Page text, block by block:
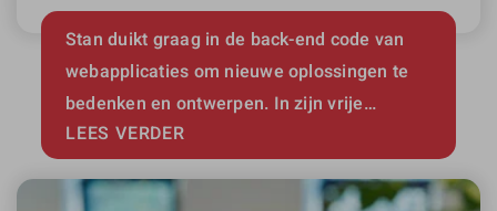
Stan duikt graag in de back-end code van
webapplicaties om nieuwe oplossingen te
bedenken en ontwerpen. In zijn vrije…
LEES VERDER